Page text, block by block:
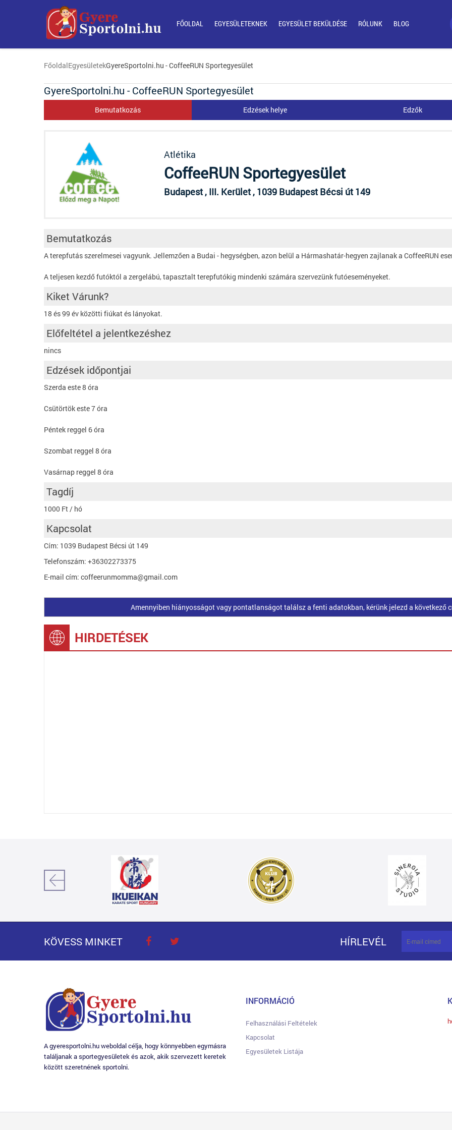
FŐOLDAL EGYESÜLETEKNEK EGYESÜLET BEKÜLDÉSE RÓLUNK BLOG
FőoldalEgyesületekGyereSportolni.hu - CoffeeRUN Sportegyesület
GyereSportolni.hu - CoffeeRUN Sportegyesület
Bemutatkozás Edzések helye Edzők
Atlétika
CoffeeRUN Sportegyesület
Budapest , III. Kerület , 1039 Budapest Bécsi út 149
Bemutatkozás
A terepfutás szerelmesei vagyunk. Jellemzően a Budai - hegységben, azon belül a Hármashatár-hegyen zajlanak a CoffeeRUN
A teljesen kezdő futóktól a zergelábú, tapasztalt terepfutókig mindenki számára szervezünk futóeseményeket.
Kiket Várunk?
18 és 99 év közötti fiúkat és lányokat.
Előfeltétel a jelentkezéshez
nincs
Edzések időpontjai
Szerda este 8 óra
Csütörtök este 7 óra
Péntek reggel 6 óra
Szombat reggel 8 óra
Vasárnap reggel 8 óra
Tagdíj
1000 Ft / hó
Kapcsolat
Cím: 1039 Budapest Bécsi út 149
Telefonszám: +36302273375
E-mail cím: coffeerunmomma@gmail.com
Amennyiben hiányosságot vagy pontatlanságot találsz a fenti adatokban, kérünk jelezd a következő
HIRDETÉSEK
KÖVESS MINKET HÍRLEVÉL
A gyeresportolni.hu weboldal célja, hogy könnyebben egymásra
találjanak a sportegyesületek és azok, akik szervezett keretek
között szeretnének sportolni.
INFORMÁCIÓ
Felhasználási Feltételek
Kapcsolat
Egyesületek Listája